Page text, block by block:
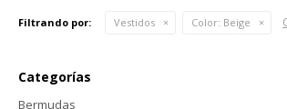
Filtrando por: Vestidos Color: Beige
Categorías
Bermudas